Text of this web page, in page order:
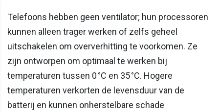
Telefoons hebben geen ventilator; hun processoren
kunnen alleen trager werken of zelfs geheel
uitschakelen om oververhitting te voorkomen. Ze
zijn ontworpen om optimaal te werken bij
temperaturen tussen 0 °C en 35 °C. Hogere
temperaturen verkorten de levensduur van de
batterij en kunnen onherstelbare schade